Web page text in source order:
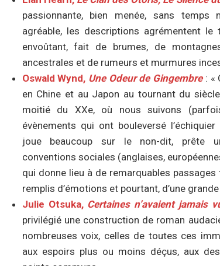
passionnante, bien menée, sans temps
agréable, les descriptions agrémentent
envoûtant, fait de brumes, de
ancestrales et de rumeurs et murmures
Oswald Wynd, Une Odeur de Gingembre : «
en Chine et au Japon au tournant du
moitié du XXe, où nous suivons
évènements qui ont bouleversé
joue beaucoup sur le non-dit, prête
conventions sociales (anglaises,
qui donne lieu à de remarquables
remplis d’émotions et pourtant, d’une
Julie Otsuka, Certaines n’avaient jamais
privilégié une construction de roman
nombreuses voix, celles de toutes ces
aux espoirs plus ou moins déçus, aux